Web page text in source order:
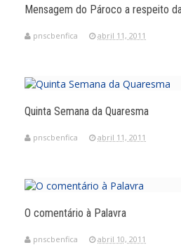
Mensagem do Pároco a respeito
pnscbenfica abril 11, 2011
Quinta Semana da Quaresma
pnscbenfica abril 11, 2011
O comentário à Palavra
pnscbenfica abril 10, 2011